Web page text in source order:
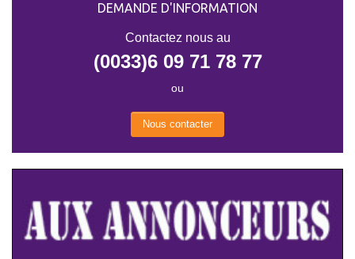
DEMANDE D'INFORMATION
Contactez nous au
(0033)6 09 71 78 77
ou
Nous contacter